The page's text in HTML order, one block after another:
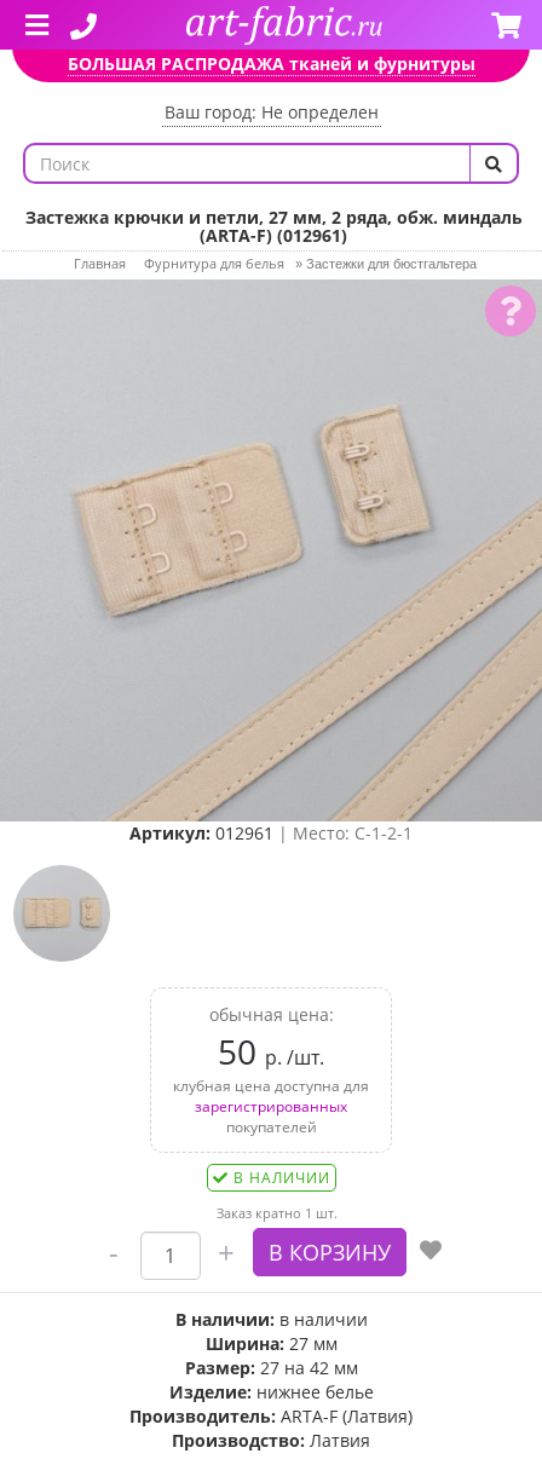
БОЛЬШАЯ РАСПРОДАЖА тканей и фурнитуры
Ваш город: Не определен
Застежка крючки и петли, 27 мм, 2 ряда, обж. миндаль
(ARTA-F) (012961)
Главная Фурнитура для белья » Застежки для бюстгальтера
Артикул: 012961 | Место: C-1-2-1
обычная цена:
50 р. /шт.
клубная цена доступна для
зарегистрированных
покупателей
В НАЛИЧИИ
Заказ кратно 1 шт.
В наличии: в наличии
Ширина: 27 мм
Размер: 27 на 42 мм
Изделие: нижнее белье
Производитель: ARTA-F (Латвия)
Производство: Латвия